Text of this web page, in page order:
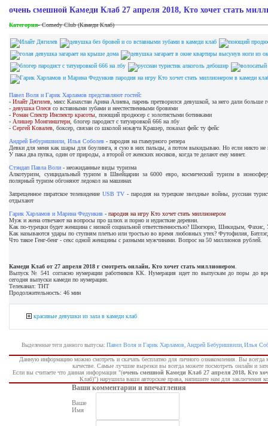
очень смешной Камеди Клаб 27 апреля 2018, Кто хочет стать
Категория-Comedy Club (Камеди Клаб)
Павел Воля и Гарик Харламов представляют гостей:
- Илайт Дягилев , мисс Казахстан Арина Алиева, парень претворился девушкой, за него дали больше
- девушка Олеся со вставными зубами и неестественными бровями
- Роман Спектр Инспектр красоты , поющий продюсер с золотистыми ботинками
- Алишер Монгинштерн , блогер пародист с татуировкой 666 на лбу
- Сергей Ковалев , боксер, связан со школой нокаута Крашер, показал фейс ту фейс
Андрей Бебуришвили, Илья Соболев - пародия на гламурного репера
Девки для меня как шары для боулинга, я сую в них пальцы, а потом выкидываю. Но если никто
У пака два пупка, один от природы, а второй от женских носиков, когда те делают ему минет.
Стэндап Павла Воли - неожиданные виды туризма
Алкотуризм, суицидальный туризм в Швейцарии за 6000 евро, космический туризм в
полярный туризм обгоняют ледокол на машинах
Запрещенное пиратское телевидениеUSB TV- пародия на турецкие звездные войны, руссиан
отдыхают
Гарик Харламов и Марина Федункив - пародия на игру Кто хочет стать миллионером
Муж и жена отвечают на вопросы про шлюх и порно и нудисткие деревни.
Как по-турецки будет женщина с низкой социальной ответственностью? Шюгюрю, Шикидым, Фахис,
Как называются удары по ступням плетью или тростью во время любовных утех? Футофилия,
Что такое Генг-бенг - секс одной женщины с разными мужчинами. Вопрос на 50 миллионов рублей.
Камеди Клаб от 27 апреля 2018 г смотреть онлайн, Кто хочет стать миллионером
Выпуск № 541 согласно нумерации работников КК. Нумерация идет по выпускам до поры до
сегодня выпуски камеди по нумерации.
Телеканал: ТНТ
Продолжительность: 46 мин
красивые девушки из зала в камеди клаб
Выделенные теги данного выпуска: Павел Воля и Гарик Харламов, Андрей Бебуришвили, Илья
Данную информацию можно смотреть и скачать бесплатно для личного ознакомления. Вы всегда
качестве. Самые лучшие вырезки вы всегда можете посмотреть онлайн и
Если вы считаете что данная информация "(очень смешной Камеди Клаб 27 апреля 2018, Кто
Клаб)") нарушила ваши авторские права, напишите нам для заключения
Ваши комментарии и впечатления
Ваше
Имя